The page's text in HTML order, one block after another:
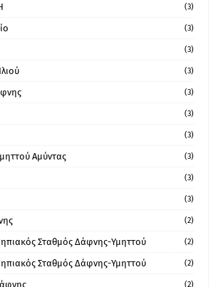
(3)
(3)
(3)
(3)
(3)
(3)
(3)
Αμύντας (3)
(3)
(3)
(2)
Σταθμός Δάφνης-Υμηττού (2)
Σταθμός Δάφνης-Υμηττού (2)
(2)